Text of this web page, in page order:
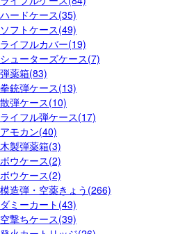
ハードケース(35)
ソフトケース(49)
ライフルカバー(19)
シューターズケース(7)
弾薬箱(83)
拳銃弾ケース(13)
散弾ケース(10)
ライフル弾ケース(17)
アモカン(40)
木製弾薬箱(3)
ボウケース(2)
ボウケース(2)
模造弾・空薬きょう(266)
ダミーカート(43)
空撃ちケース(39)